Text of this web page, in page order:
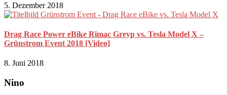
5. Dezember 2018
Drag Race Power eBike Rimac Greyp vs. Tesla Model X –
Grünstrom Event 2018 [Video]
8. Juni 2018
Nino